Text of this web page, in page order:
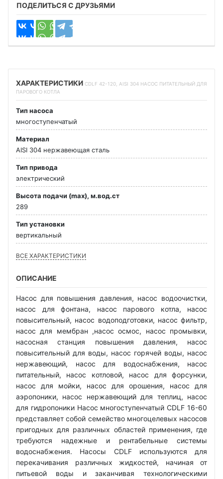
ПОДЕЛИТЬСЯ С ДРУЗЬЯМИ
ХАРАКТЕРИСТИКИ CDLF 42-120, AISI 304 НАСОС ПИТАТЕЛЬНЫЙ ДЛЯ
ПАРОВОГО КОТЛА
Тип насоса
многоступенчатый
Материал
AISI 304 нержавеющая сталь
Тип привода
электрический
Высота подачи (max), м.вод.ст
289
Тип установки
вертикальный
ВСЕ ХАРАКТЕРИСТИКИ
ОПИСАНИЕ
Насос для повышения давления, насос водоочистки,
насос для фонтана, насос парового котла, насос
повысительный, насос водоподготовки, насос фильтр,
насос для мембран ,насос осмос, насос промывки,
насосная станция повышения давления, насос
повысительный для воды, насос горячей воды, насос
нержавеющий, насос для водоснабжения, насос
питательный, насос котловой, насос для форсунки,
насос для мойки, насос для орошения, насос для
аэропоники, насос нержавеющий для теплиц, насос
для гидропоники Насос многоступенчатый CDLF 16-60
представляет собой семейство многоцелевых насосов
пригодных для различных областей применения, где
требуются надежные и рентабельные системы
водоснабжения. Насосы CDLF используются для
перекачивания различных жидкостей, начиная от
питьевой воды и заканчивая технологическими